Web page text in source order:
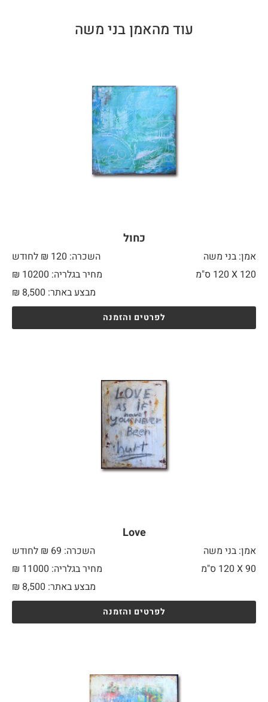
עוד מהאמן בני משה
כחול
אמן: בני משה
השכרה: 120 ₪ לחודש
120 X
מחיר בגלריה: 10200 ₪
מבצע באתר:
₪ 8,500
לפרטים והזמנה
Love
אמן: בני משה
השכרה: 69 ₪ לחודש
90 X
מחיר בגלריה: 11000 ₪
מבצע באתר:
₪ 8,500
לפרטים והזמנה